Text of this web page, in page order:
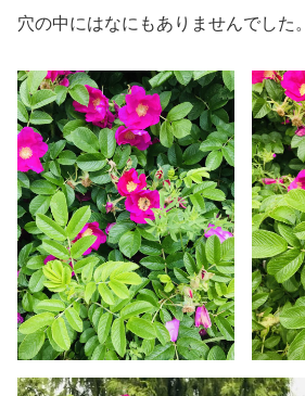
穴の中にはなにもありませんでした。